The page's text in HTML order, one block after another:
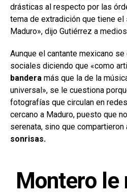
drásticas al respecto por las
tema de extradición que tiene
Maduro», dijo Gutiérrez a
Aunque el cantante mexicano
sociales diciendo que «como
bandera más que la de la
universal», se le cuestiona
fotografías que circulan en
cercano a Maduro, puesto que
serenata, sino que compartieron
sonrisas.
Montero le